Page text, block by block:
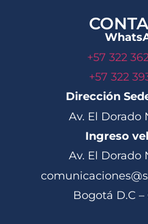
+57 322
+57 322
Dirección
Av. El Dorado
Ingreso
Av. El Dorado
Bogotá D.C